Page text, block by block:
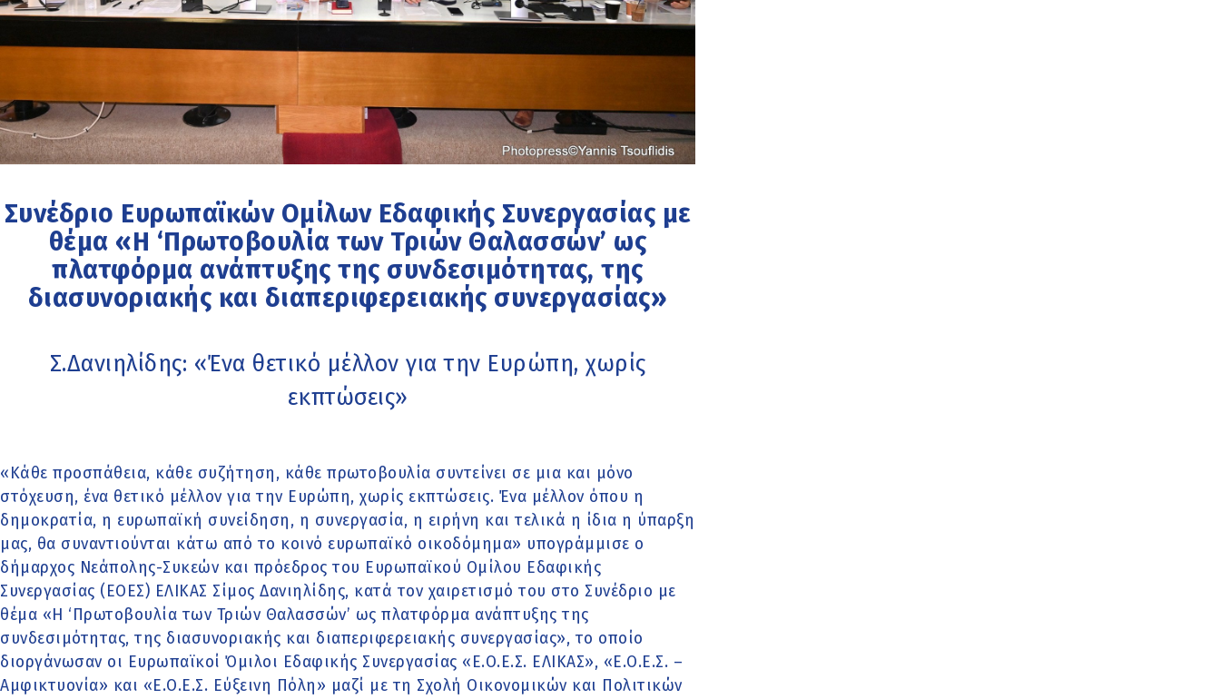
Συνέδριο Ευρωπαϊκών Ομίλων Εδαφικής Συνεργασίας με
θέμα «Η ‘Πρωτοβουλία των Τριών Θαλασσών’ ως
πλατφόρμα ανάπτυξης της συνδεσιμότητας, της
διασυνοριακής και διαπεριφερειακής συνεργασίας»
Σ.Δανιηλίδης: «Ένα θετικό μέλλον για την Ευρώπη, χωρίς
εκπτώσεις»
«Κάθε προσπάθεια, κάθε συζήτηση, κάθε πρωτοβουλία συντείνει σε μια και μόνο
στόχευση, ένα θετικό μέλλον για την Ευρώπη, χωρίς εκπτώσεις. Ένα μέλλον όπου η
δημοκρατία, η ευρωπαϊκή συνείδηση, η συνεργασία, η ειρήνη και τελικά η ίδια η ύπαρξη
μας, θα συναντιούνται κάτω από το κοινό ευρωπαϊκό οικοδόμημα» υπογράμμισε ο
δήμαρχος Νεάπολης-Συκεών και πρόεδρος του Ευρωπαϊκού Ομίλου Εδαφικής
Συνεργασίας (ΕΟΕΣ) ΕΛΙΚΑΣ Σίμος Δανιηλίδης, κατά τον χαιρετισμό του στο Συνέδριο με
θέμα «Η ‘Πρωτοβουλία των Τριών Θαλασσών’ ως πλατφόρμα ανάπτυξης της
συνδεσιμότητας, της διασυνοριακής και διαπεριφερειακής συνεργασίας», το οποίο
διοργάνωσαν οι Ευρωπαϊκοί Όμιλοι Εδαφικής Συνεργασίας «Ε.Ο.Ε.Σ. ΕΛΙΚΑΣ», «Ε.Ο.Ε.Σ. –
Αμφικτυονία» και «Ε.Ο.Ε.Σ. Εύξεινη Πόλη» μαζί με τη Σχολή Οικονομικών και Πολιτικών